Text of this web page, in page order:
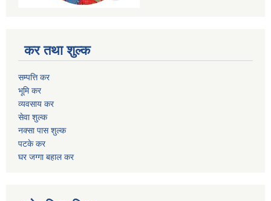
कर तथा शुल्क
सम्पत्ति कर
भूमि कर
व्यवसाय कर
सेवा शुल्क
नक्सा पास शुल्क
पटके कर
घर जग्गा बहाल कर